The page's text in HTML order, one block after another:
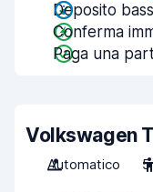
Deposito
Conferma
Paga una
Volkswagen
Automatico
5